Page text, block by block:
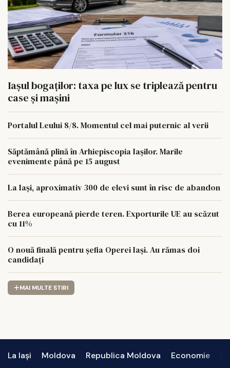
Iașul bogaților: taxa pe lux se triplează pentru
case și mașini
Portalul Leului 8/8. Momentul cel mai puternic al verii
Săptămână plină în Arhiepiscopia Iașilor. Marile
evenimente până pe 15 august
La Iași, aproximativ 300 de elevi sunt în risc de abandon
Berea europeană pierde teren. Exporturile UE au scăzut
cu 11%
O nouă finală pentru șefia Operei Iași. Au rămas doi
candidați
MAI MULTE STIRI
La Iași Moldova Republica Moldova Economie